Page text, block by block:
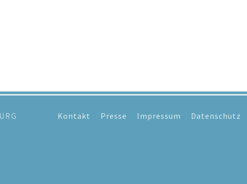
Kontakt Presse Impressum Datenschutz